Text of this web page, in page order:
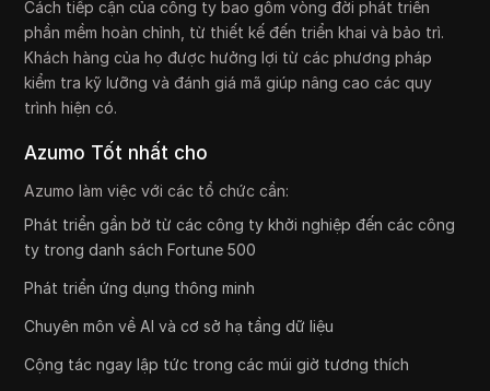
Cách tiếp cận của công ty bao gồm vòng đời phát triển
phần mềm hoàn chỉnh, từ thiết kế đến triển khai và bảo trì.
Khách hàng của họ được hưởng lợi từ các phương pháp
kiểm tra kỹ lưỡng và đánh giá mã giúp nâng cao các quy
trình hiện có.
Azumo Tốt nhất cho
Azumo làm việc với các tổ chức cần:
Phát triển gần bờ từ các công ty khởi nghiệp đến các công
ty trong danh sách Fortune 500
Phát triển ứng dụng thông minh
Chuyên môn về AI và cơ sở hạ tầng dữ liệu
Cộng tác ngay lập tức trong các múi giờ tương thích